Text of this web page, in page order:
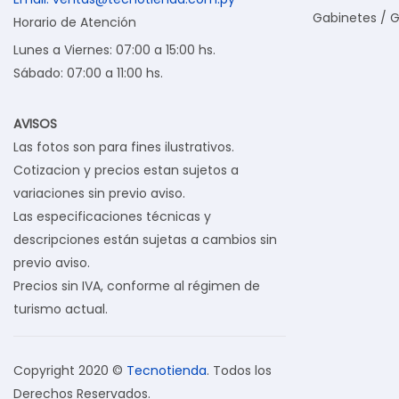
Horario de Atención
Lunes a Viernes: 07:00 a 15:00 hs.
Sábado: 07:00 a 11:00 hs.
AVISOS
Las fotos son para fines ilustrativos.
Cotizacion y precios estan sujetos a
variaciones sin previo aviso.
Las especificaciones técnicas y
descripciones están sujetas a cambios sin
previo aviso.
Precios sin IVA, conforme al régimen de
turismo actual.
Copyright 2020 © Tecnotienda. Todos los
Derechos Reservados.
Gabinetes /